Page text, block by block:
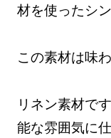
材を使ったシ
この素材は味
リネン素材で
能な雰囲気に